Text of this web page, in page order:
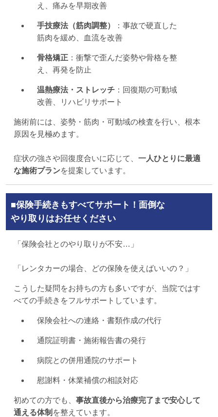
え、痛みを早期改善
手技療法（筋肉調整）
：事故で硬直した
筋肉を緩め、血流を改善
骨格矯正 ：衝撃で歪んだ姿勢や骨格を整
え、再発を防止
温熱療法・ストレッチ ：回復期の可動域
改善、リハビリサポート
施術前には、姿勢・筋肉・可動域の検査を行い、根本
原因を見極めます。
症状の強さや回復度合いに応じて、 一人ひとりに最適
な施術プランを提案しています。
■保険手続きもすべてサポート！面倒な
やり取りはお任せください
「保険会社とのやり取りが不安…」
「レンタカーの場合、どの保険を使えばいいの？」
こうした疑問をお持ちの方も多いですが、当院ではす
べての手続きをフルサポートしています。
保険会社への連絡・書類作成の代行
通院証明書・施術報告書の発行
病院との併用通院のサポート
慰謝料・休業補償の相談対応
初めての方でも、 事故直後から治療完了まで安心して
通える体制 を整えています。